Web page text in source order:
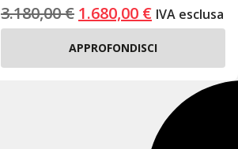
3.180,00€ 1.680,00 € IVA esclusa
APPROFONDISCI